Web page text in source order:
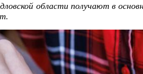
области получают в